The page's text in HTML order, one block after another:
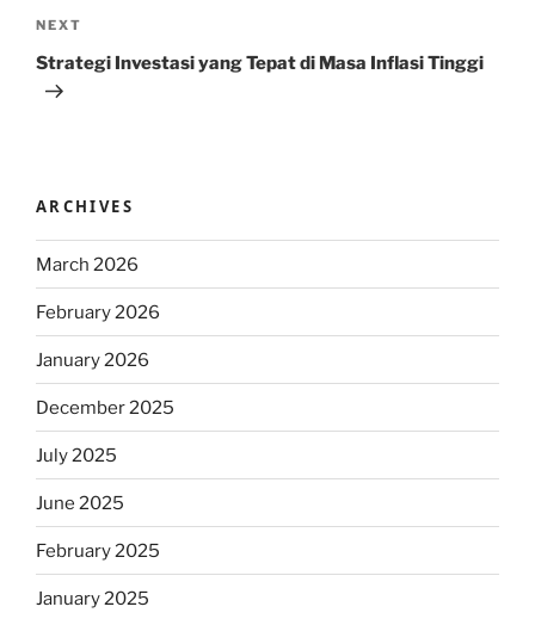
Next
Post
NEXT
Strategi Investasi yang Tepat di Masa Inflasi Tinggi
ARCHIVES
March 2026
February 2026
January 2026
December 2025
July 2025
June 2025
February 2025
January 2025